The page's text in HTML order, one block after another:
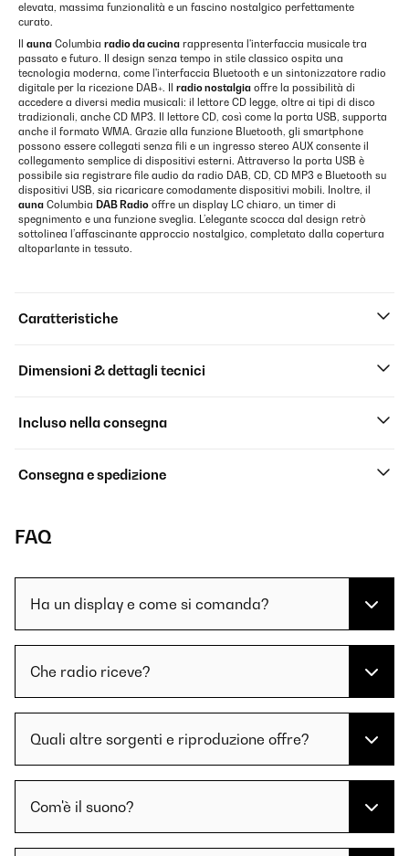
elevata, massima funzionalità e un fascino nostalgico perfettamente
curato.
auna Columbia radio da cucina rappresenta l'interfaccia musicale tra
passato e futuro. Il design senza tempo in stile classico ospita una
tecnologia moderna, come l'interfaccia Bluetooth e un sintonizzatore radio
digitale per la ricezione DAB+. Il radio nostalgia offre la possibilità di
accedere a diversi media musicali: il lettore CD legge, oltre ai tipi di disco
tradizionali, anche CD MP3. Il lettore CD, così come la porta USB, supporta
anche il formato WMA. Grazie alla funzione Bluetooth, gli smartphone
possono essere collegati senza fili e un ingresso stereo AUX consente il
collegamento semplice di dispositivi esterni. Attraverso la porta USB è
possibile sia registrare file audio da radio DAB, CD, CD MP3 e Bluetooth su
dispositivi USB, sia ricaricare comodamente dispositivi mobili. Inoltre, il
auna Columbia DAB Radio offre un display LC chiaro, un timer di
spegnimento e una funzione sveglia. L’elegante scocca dal design retrò
sottolinea l’affascinante approccio nostalgico, completato dalla copertura
altoparlante in tessuto.
Caratteristiche
Dimensioni & dettagli tecnici
Incluso nella consegna
Consegna e spedizione
FAQ
Ha un display e come si comanda?
Che radio riceve?
Quali altre sorgenti e riproduzione offre?
Com'è il suono?